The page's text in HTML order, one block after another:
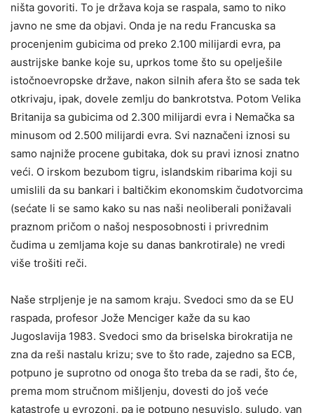
ništa govoriti. To je država koja se raspala, samo to niko
javno ne sme da objavi. Onda je na redu Francuska sa
procenjenim gubicima od preko 2.100 milijardi evra, pa
austrijske banke koje su, uprkos tome što su opelješile
istočnoevropske države, nakon silnih afera što se sada tek
otkrivaju, ipak, dovele zemlju do bankrotstva. Potom Velika
Britanija sa gubicima od 2.300 milijardi evra i Nemačka sa
minusom od 2.500 milijardi evra. Svi naznačeni iznosi su
samo najniže procene gubitaka, dok su pravi iznosi znatno
veći. O irskom bezubom tigru, islandskim ribarima koji su
umislili da su bankari i baltičkim ekonomskim čudotvorcima
(sećate li se samo kako su nas naši neoliberali ponižavali
praznom pričom o našoj nesposobnosti i privrednim
čudima u zemljama koje su danas bankrotirale) ne vredi
više trošiti reči.
Naše strpljenje je na samom kraju. Svedoci smo da se EU
raspada, profesor Jože Menciger kaže da su kao
Jugoslavija 1983. Svedoci smo da briselska birokratija ne
zna da reši nastalu krizu; sve to što rade, zajedno sa ECB,
potpuno je suprotno od onoga što treba da se radi, što će,
prema mom stručnom mišljenju, dovesti do još veće
katastrofe u evrozoni, pa je potpuno nesuvislo, suludo, van